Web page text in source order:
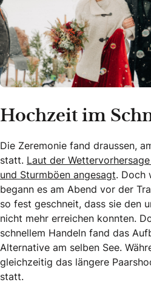
Hochzeit im
Die Zeremonie fand draussen,
statt. Laut der
und Sturmböen angesagt. Doch
begann es am Abend vor der
so fest geschneit, dass sie den
nicht mehr erreichen konnten.
schnellem Handeln fand das
Alternative am selben See.
gleichzeitig das längere
statt.